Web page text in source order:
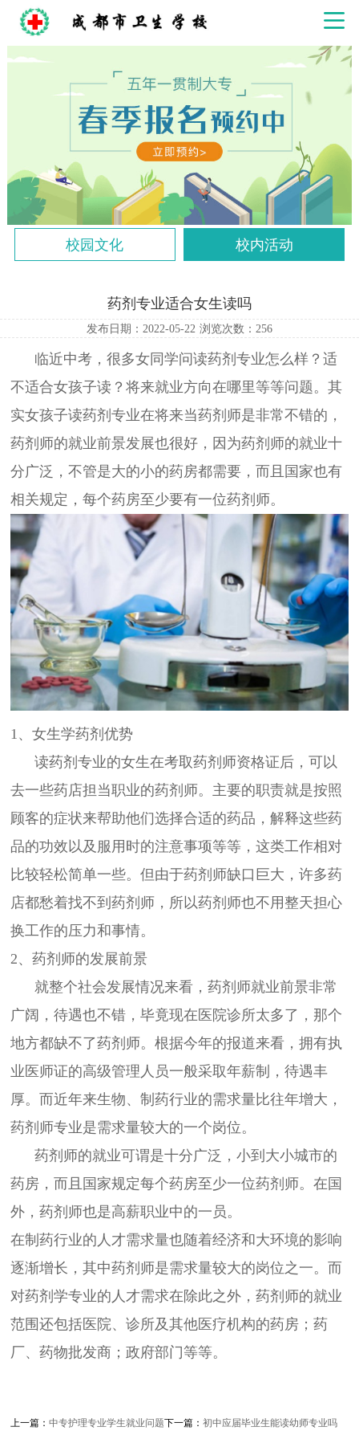
校园文化 校内活动
药剂专业适合女生读吗
发布日期：2022-05-22 浏览次数：256
临近中考，很多女同学问读药剂专业怎么样？适
不适合女孩子读？将来就业方向在哪里等等问题。其
实女孩子读药剂专业在将来当药剂师是非常不错的，
药剂师的就业前景发展也很好，因为药剂师的就业十
分广泛，不管是大的小的药房都需要，而且国家也有
相关规定，每个药房至少要有一位药剂师。
1、女生学药剂优势
读药剂专业的女生在考取药剂师资格证后，可以
去一些药店担当职业的药剂师。主要的职责就是按照
顾客的症状来帮助他们选择合适的药品，解释这些药
品的功效以及服用时的注意事项等等，这类工作相对
比较轻松简单一些。但由于药剂师缺口巨大，许多药
店都愁着找不到药剂师，所以药剂师也不用整天担心
换工作的压力和事情。
2、药剂师的发展前景
就整个社会发展情况来看，药剂师就业前景非常
广阔，待遇也不错，毕竟现在医院诊所太多了，那个
地方都缺不了药剂师。根据今年的报道来看，拥有执
业医师证的高级管理人员一般采取年薪制，待遇丰
厚。而近年来生物、制药行业的需求量比往年增大，
药剂师专业是需求量较大的一个岗位。
药剂师的就业可谓是十分广泛，小到大小城市的
药房，而且国家规定每个药房至少一位药剂师。在国
外，药剂师也是高薪职业中的一员。
在制药行业的人才需求量也随着经济和大环境的影响
逐渐增长，其中药剂师是需求量较大的岗位之一。而
对药剂学专业的人才需求在除此之外，药剂师的就业
范围还包括医院、诊所及其他医疗机构的药房；药
厂、药物批发商；政府部门等等。
上一篇：中专护理专业学生就业问题下一篇：初中应届毕业生能读幼师专业吗